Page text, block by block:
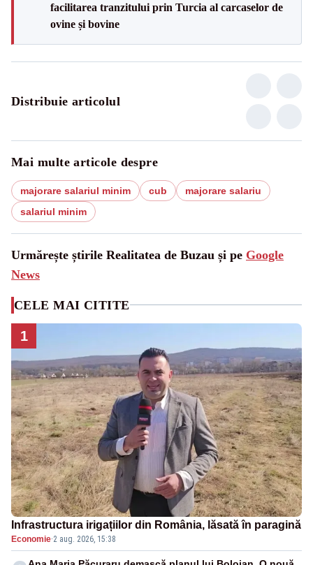
facilitarea tranzitului prin Turcia al carcaselor de
ovine și bovine
Distribuie articolul
Mai multe articole despre
majorare salariul minim cub
majorare salariu
salariul minim
Urmărește știrile Realitatea de Buzau și pe Google
News
CELE MAI CITITE
1
Infrastructura irigațiilor din România, lăsată în paragină
Economie·2 aug. 2026, 15:38